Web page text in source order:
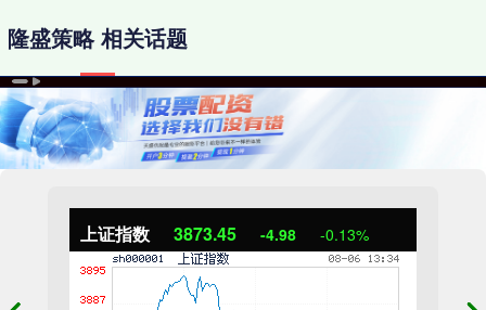
上证指数 3873.45 -4.98 -0.13%
隆盛策略 相关话题